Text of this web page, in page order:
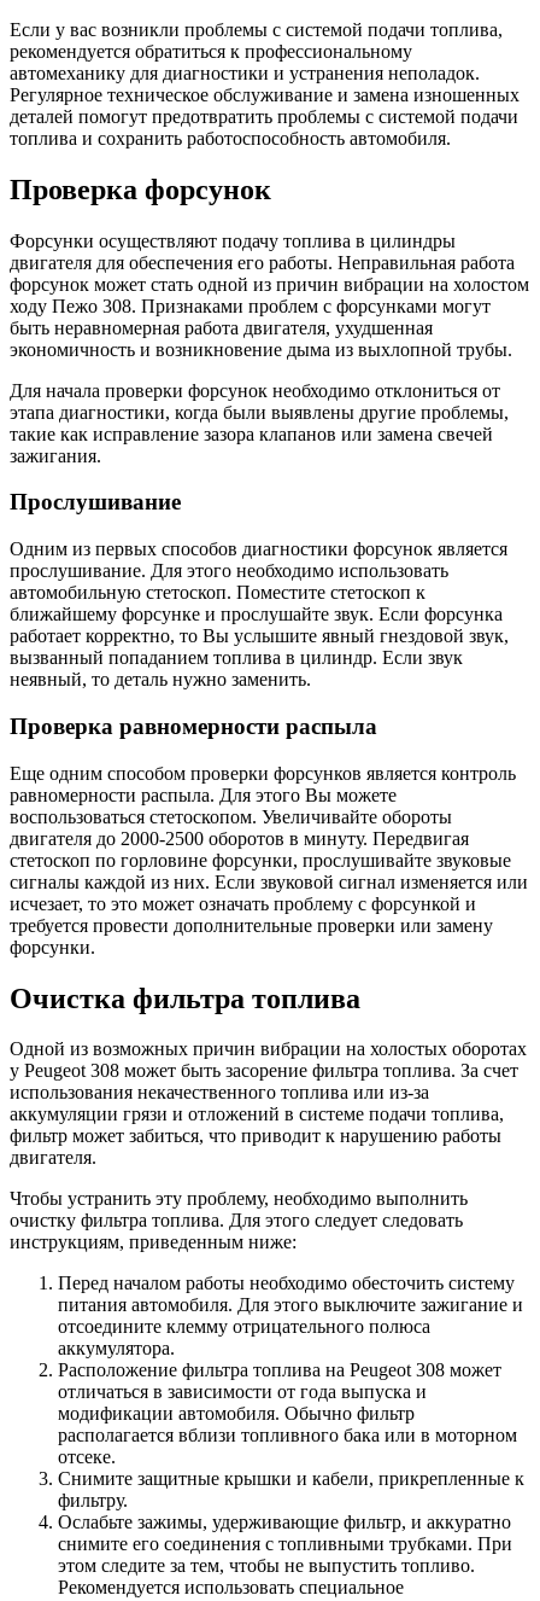
Если у вас возникли проблемы с системой подачи топлива,
рекомендуется обратиться к профессиональному
автомеханику для диагностики и устранения неполадок.
Регулярное техническое обслуживание и замена изношенных
деталей помогут предотвратить проблемы с системой подачи
топлива и сохранить работоспособность автомобиля.
Проверка форсунок
Форсунки осуществляют подачу топлива в цилиндры
двигателя для обеспечения его работы. Неправильная работа
форсунок может стать одной из причин вибрации на холостом
ходу Пежо 308. Признаками проблем с форсунками могут
быть неравномерная работа двигателя, ухудшенная
экономичность и возникновение дыма из выхлопной трубы.
Для начала проверки форсунок необходимо отклониться от
этапа диагностики, когда были выявлены другие проблемы,
такие как исправление зазора клапанов или замена свечей
зажигания.
Прослушивание
Одним из первых способов диагностики форсунок является
прослушивание. Для этого необходимо использовать
автомобильную стетоскоп. Поместите стетоскоп к
ближайшему форсунке и прослушайте звук. Если форсунка
работает корректно, то Вы услышите явный гнездовой звук,
вызванный попаданием топлива в цилиндр. Если звук
неявный, то деталь нужно заменить.
Проверка равномерности распыла
Еще одним способом проверки форсунков является контроль
равномерности распыла. Для этого Вы можете
воспользоваться стетоскопом. Увеличивайте обороты
двигателя до 2000-2500 оборотов в минуту. Передвигая
стетоскоп по горловине форсунки, прослушивайте звуковые
сигналы каждой из них. Если звуковой сигнал изменяется или
исчезает, то это может означать проблему с форсункой и
требуется провести дополнительные проверки или замену
форсунки.
Очистка фильтра топлива
Одной из возможных причин вибрации на холостых оборотах
у Peugeot 308 может быть засорение фильтра топлива. За счет
использования некачественного топлива или из-за
аккумуляции грязи и отложений в системе подачи топлива,
фильтр может забиться, что приводит к нарушению работы
двигателя.
Чтобы устранить эту проблему, необходимо выполнить
очистку фильтра топлива. Для этого следует следовать
инструкциям, приведенным ниже:
Перед началом работы необходимо обесточить систему
питания автомобиля. Для этого выключите зажигание и
отсоедините клемму отрицательного полюса
аккумулятора.
Расположение фильтра топлива на Peugeot 308 может
отличаться в зависимости от года выпуска и
модификации автомобиля. Обычно фильтр
располагается вблизи топливного бака или в моторном
отсеке.
Снимите защитные крышки и кабели, прикрепленные к
фильтру.
Ослабьте зажимы, удерживающие фильтр, и аккуратно
снимите его соединения с топливными трубками. При
этом следите за тем, чтобы не выпустить топливо.
Рекомендуется использовать специальное